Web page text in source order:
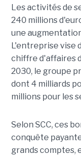
Les activités de
240 millions
une
L'entreprise vise
chiffre d'affaires
2030, le groupe
dont 4 milliards
millions pour les
Selon SCC, ces
conquête
grands comptes,